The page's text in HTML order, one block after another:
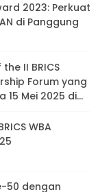
2023: Perkuat
di Panggung
II BRICS
Forum yang
Mei 2025 di
WBA
50 dengan